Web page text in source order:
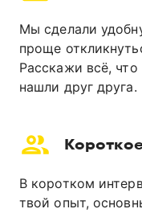
Мы сделали
проще
Расскажи всё,
нашли друг друга.
В коротком
твой опыт,